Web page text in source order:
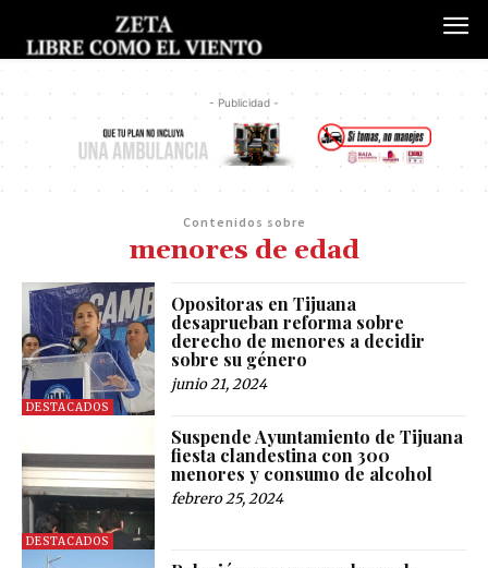
- Publicidad -
Contenidos sobre
menores de edad
DESTACADOS
Opositoras en Tijuana
desaprueban reforma sobre
derecho de menores a decidir
sobre su género
junio 21, 2024
DESTACADOS
Suspende Ayuntamiento de Tijuana
fiesta clandestina con 300
menores y consumo de alcohol
febrero 25, 2024